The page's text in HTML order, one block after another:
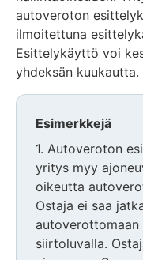
autoveroton
ilmoitettuna
Esittelykäyttö voi
yhdeksän kuukautta.
Esimerkkejä
1. Autoveroton
yritys myy
oikeutta
Ostaja ei saa
siirtoluvalla.